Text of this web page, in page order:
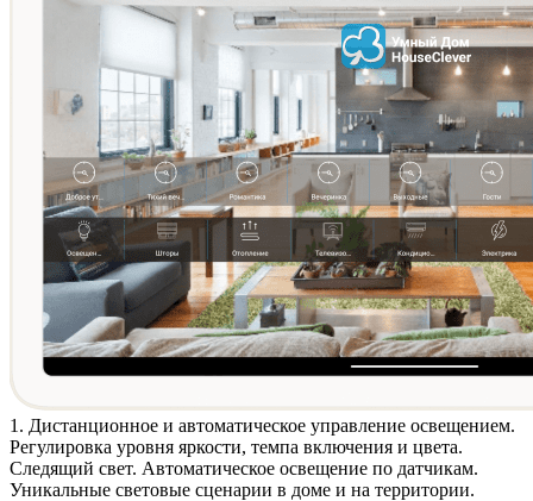
1. Дистанционное и автоматическое управление освещением.
Регулировка уровня яркости, темпа включения и цвета.
Следящий свет. Автоматическое освещение по датчикам.
Уникальные световые сценарии в доме и на территории.